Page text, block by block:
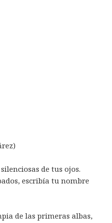
de tus ojos.
escribía tu nombre
de las primeras albas,